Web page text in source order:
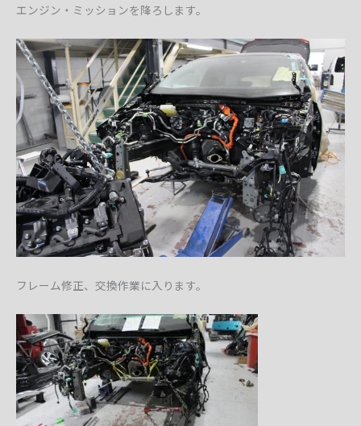
エンジン・ミッションを降ろします。
フレーム修正、交換作業に入ります。